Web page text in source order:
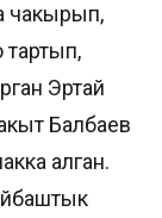
чакырып,
Эртай
Балбаев
алган.